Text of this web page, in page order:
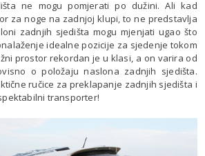
ne mogu pomjerati po dužini. Ali kad
za noge na zadnjoj klupi, to ne predstavlja
zadnjih sjedišta mogu mjenjati ugao što
idealne pozicije za sjedenje tokom
prostor rekordan je u klasi, a on varira od
o položaju naslona zadnjih sjedišta.
ručice za preklapanje zadnjih sjedišta i
transporter!